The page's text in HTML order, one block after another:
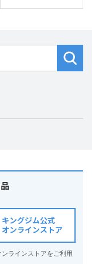
キングジム公式
オンラインストア
ラインストアをご利用